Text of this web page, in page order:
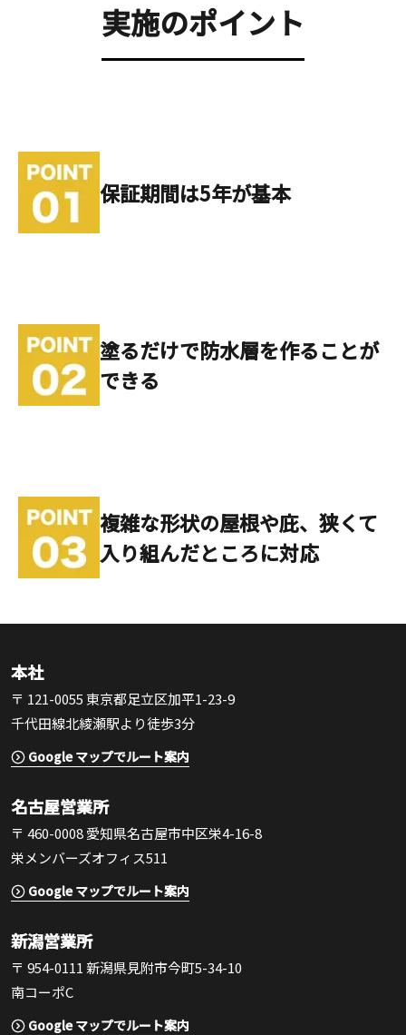
実施のポイント
保証期間は5年が基本
塗るだけで防水層を作ることが
できる
複雑な形状の屋根や庇、狭くて
入り組んだところに対応
本社
〒 121-0055 東京都足立区加平1-23-9
千代田線北綾瀬駅より徒歩3分
Google マップでルート案内
名古屋営業所
〒 460-0008 愛知県名古屋市中区栄4-16-8
栄メンバーズオフィス511
Google マップでルート案内
新潟営業所
〒 954-0111 新潟県見附市今町5-34-10
南コーポC
Google マップでルート案内